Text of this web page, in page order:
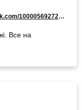
https://www.facebook.com/100005692725512
Все на